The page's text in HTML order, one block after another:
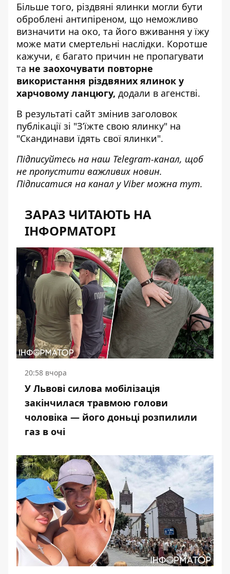
Більше того, різдвяні ялинки могли бути
оброблені антипіреном, що неможливо
визначити на око, та його вживання у їжу
може мати смертельні наслідки. Коротше
кажучи, є багато причин не пропагувати
та не заохочувати повторне
використання різдвяних ялинок у
харчовому ланцюгу, додали в агенстві.
В результаті сайт змінив заголовок
публікації зі "З’їжте свою ялинку" на
"Скандинави їдять свої ялинки".
Підписуйтесь на наш Telegram-канал, щоб
не пропустити важливих новин.
Підписатися на канал у Viber можна тут.
ЗАРАЗ ЧИТАЮТЬ НА
ІНФОРМАТОРІ
20:58 вчора
У Львові силова мобілізація
закінчилася травмою голови
чоловіка — його доньці розпилили
газ в очі